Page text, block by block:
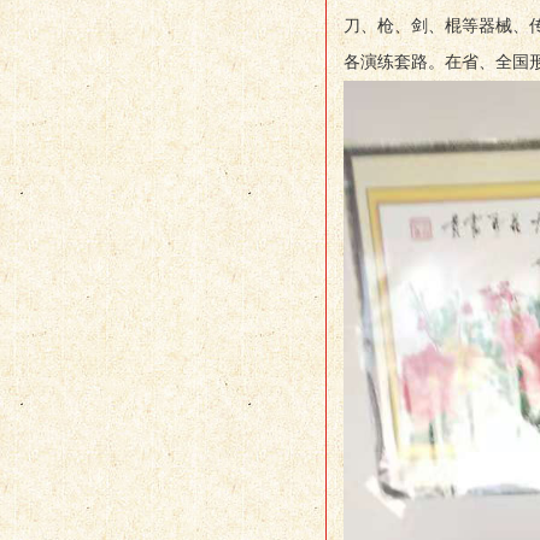
刀、枪、剑、棍等器械、
各演练套路。在省、全国